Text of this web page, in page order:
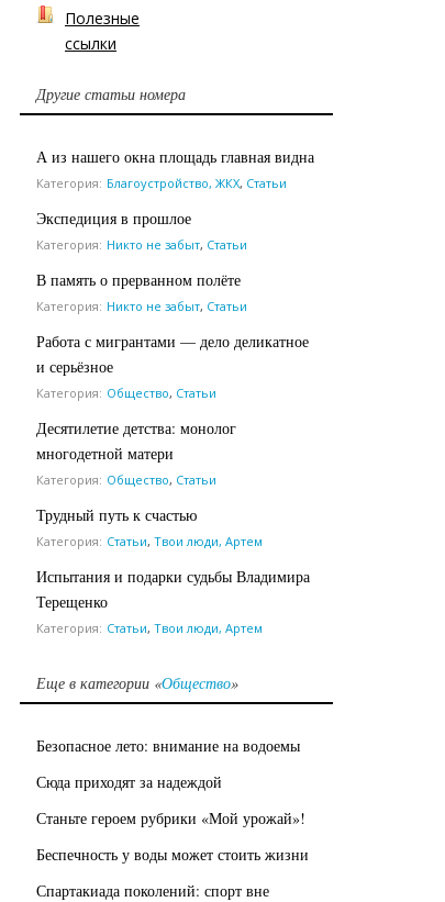
Полезные
ссылки
Другие статьи номера
А из нашего окна площадь главная видна
Категория: Благоустройство, ЖКХ, Статьи
Экспедиция в прошлое
Категория: Никто не забыт, Статьи
В память о прерванном полёте
Категория: Никто не забыт, Статьи
Работа с мигрантами — дело деликатное
и серьёзное
Категория: Общество, Статьи
Десятилетие детства: монолог
многодетной матери
Категория: Общество, Статьи
Трудный путь к счастью
Категория: Статьи, Твои люди, Артем
Испытания и подарки судьбы Владимира
Терещенко
Категория: Статьи, Твои люди, Артем
Еще в категории «Общество»
Безопасное лето: внимание на водоемы
Сюда приходят за надеждой
Станьте героем рубрики «Мой урожай»!
Беспечность у воды может стоить жизни
Спартакиада поколений: спорт вне